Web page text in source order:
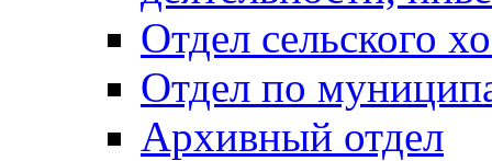
Отдел сельского
Отдел по
Архивный отдел